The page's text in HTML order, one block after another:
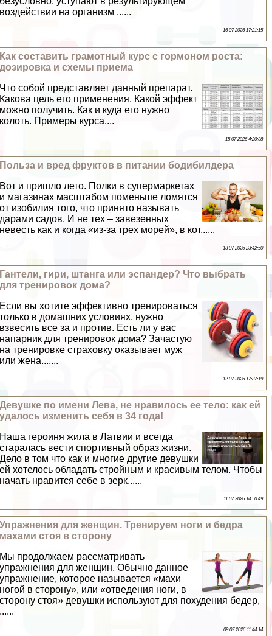
воздействии на организм ......
16 07 2026 17:21:15
Как составить грамотный курс с гормоном роста:
дозировка и схемы приема
Что собой представляет данный препарат.
Какова цель его применения. Какой эффект
можно получить. Как и куда его нужно
колоть. Примеры курса....
15 07 2026 4:20:38
Польза и вред фруктов в питании бодибилдера
Вот и пришло лето. Полки в супермаркетах
и магазинах масштабом поменьше ломятся
от изобилия того, что принято называть
дарами садов. И не тех – завезенных
невесть как и когда «из-за трех морей», в кот......
13 07 2026 23:42:50
Гантели, гири, штанга или эспандер? Что выбрать
для тренировок дома?
Если вы хотите эффективно тренироваться
только в домашних условиях, нужно
взвесить все за и против. Есть ли у вас
напарник для тренировок дома? Зачастую
на тренировке страховку оказывает муж
или жена.......
12 07 2026 17:37:19
Дeвyшке по имени Лева, не нравилось ее тело: как ей
удалось изменить себя в 34 года!
Наша героиня жила в Латвии и всегда
старалась вести спортивный образ жизни.
Дело в том что как и многие другие дeвyшки
ей хотелось обладать стройным и красивым телом. Чтобы
начать нравится себе в зерк......
11 07 2026 14:50:49
Упражнения для женщин. Тренируем ноги и бедра
махами стоя в сторону
Мы продолжаем рассматривать
упражнения для женщин. Обычно данное
упражнение, которое называется «махи
ногой в сторону», или «отведения ноги, в
сторону стоя» дeвyшки используют для похудения бедер,
......
09 07 2026 11:44:14